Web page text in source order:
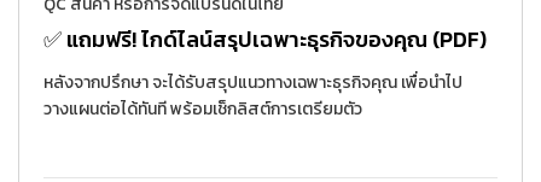
✅ แถมฟรี! ไกด์ไลน์สรุปเฉพาะธุรกิจของคุณ (PDF)
หลังจากปรึกษา จะได้รับสรุปแนวทางเฉพาะธุรกิจคุณ เพื่อนำไป
วางแผนต่อได้ทันที พร้อมเช็กลิสต์การเตรียมตัว